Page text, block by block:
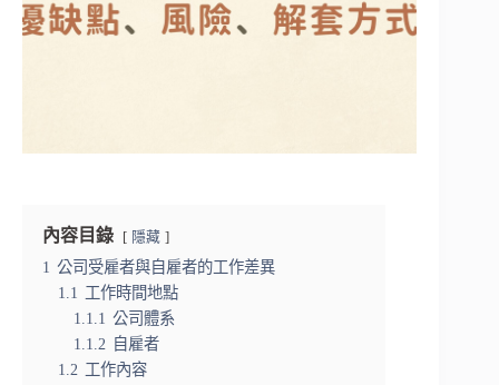
內容目錄 隱藏
1 公司受雇者與自雇者的工作差異
1.1 工作時間地點
1.1.1 公司體系
1.1.2
自雇者
1.2 工作內容